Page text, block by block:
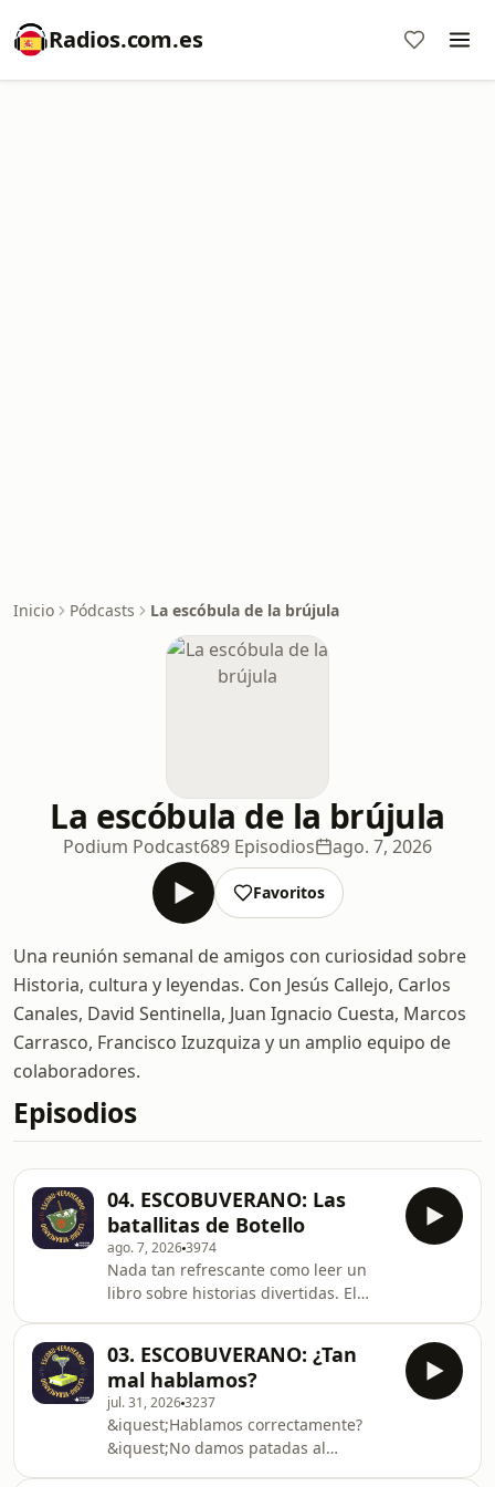
Radios.com.es
Inicio Pódcasts La escóbula de la brújula
La escóbula de la brújula
Podium Podcast689 Episodios ago. 7, 2026
Favoritos
Una reunión semanal de amigos con curiosidad sobre
Historia, cultura y leyendas. Con Jesús Callejo, Carlos
Canales, David Sentinella, Juan Ignacio Cuesta, Marcos
Carrasco, Francisco Izuzquiza y un amplio equipo de
colaboradores.
Episodios
04. ESCOBUVERANO: Las
batallitas de Botello
ago. 7, 20263974
Nada tan refrescante como leer un
libro sobre historias divertidas. El
batallitas&rdquo;, nos llevar&aacute;
a varios episodios hist&oacute;ricos
donde lo que cuenta es el poder del
relato y para ello usa personajes
hist&oacute;ricos (y a veces
histri&oacute;nicos) como excusa para
03. ESCOBUVERANO: ¿Tan
mal hablamos?
jul. 31, 20263237
&iquest;Hablamos correctamente?
&iquest;No damos patadas al